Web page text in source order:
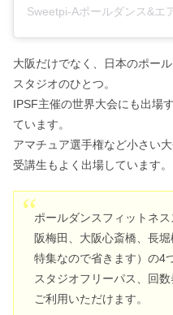
大阪だけでなく、日本のポー
スタジオのひとつ。
IPSF主催の世界大会にも出場
ています。
アマチュア選手権など小さい
受講生もよく出場しています。
ポールダンスフィットネ
阪梅田、大阪心斎橋、長
特集なので省きます）の4
スタジオフリーパス、回
ご利用いただけます。